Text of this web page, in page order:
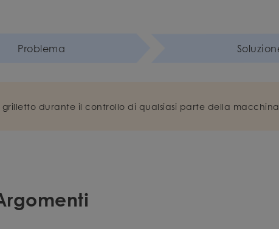
Problema
durante il controllo di qualsiasi parte della